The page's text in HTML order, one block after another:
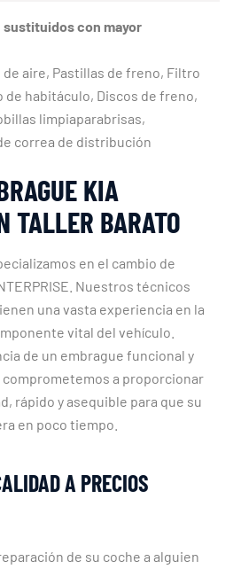
sustituidos con mayor
aire, Pastillas de freno, Filtro
habitáculo, Discos de freno,
limpiaparabrisas,
correa de distribución
KIA
TALLER BARATO
en el cambio de
Nuestros técnicos
una vasta experiencia en la
vital del vehículo.
de un embrague funcional y
a proporcionar
rápido y asequible para que su
en poco tiempo.
A PRECIOS
de su coche a alguien